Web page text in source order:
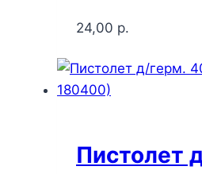
24,00 р.
Пистолет